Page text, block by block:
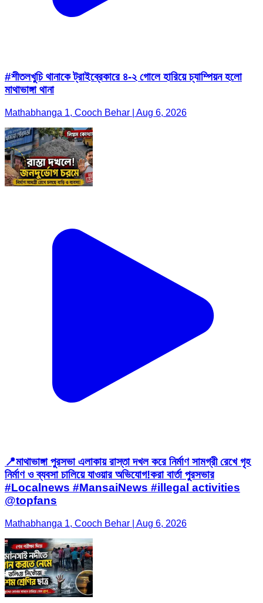
#শীতলখুচি থানাকে ট্রাইব্রেকারে ৪-২ গোলে হারিয়ে চ্যাম্পিয়ন হলো
মাথাভাঙ্গা থানা
Mathabhanga 1, Cooch Behar | Aug 6, 2026
📍মাথাভাঙ্গা পুরসভা এলাকায় রাস্তা দখল করে নির্মাণ সামগ্রী রেখে গৃহ
নির্মাণ ও ব্যবসা চালিয়ে যাওয়ার অভিযোগ!করা বার্তা পুরসভার
#Localnews #MansaiNews #illegal activities
@topfans
Mathabhanga 1, Cooch Behar | Aug 6, 2026